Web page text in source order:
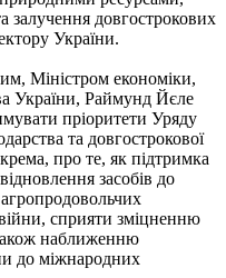
залучення довгострокових
України.
Міністром економіки,
України, Раймунд Йєле
пріоритети Уряду
та довгострокової
про те, як підтримка
засобів до
агропродовольчих
сприяти зміцненню
наближенню
до міжнародних